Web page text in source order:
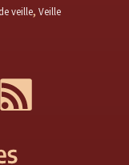
veille Veille